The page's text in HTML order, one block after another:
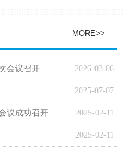
MORE>>
2026-03-06
会议召开
2025-07-07
2025-02-11
议成功召开
2025-02-11